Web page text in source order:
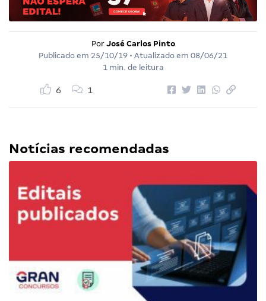
Por José Carlos Pinto
Publicado em 25/10/19 • Atualizado em 08/06/21
1 min. de leitura
6 1
Notícias recomendadas